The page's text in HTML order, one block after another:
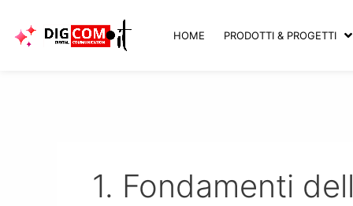
contenuto
HOME PRODOTTI & PROGETTI
1. Fondamenti